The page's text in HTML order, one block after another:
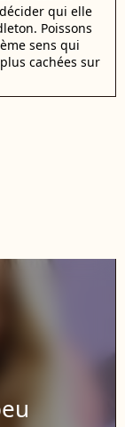
qui elle
Poissons
sens qui
cachées sur